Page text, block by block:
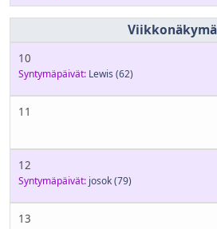
10
Syntymäpäivät: Lewis (62)
11
12
Syntymäpäivät: josok(79)
13